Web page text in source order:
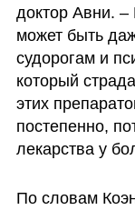
доктор Авни.
может быть
судорогам и
который
этих
постепенно,
лекарства у
По словам